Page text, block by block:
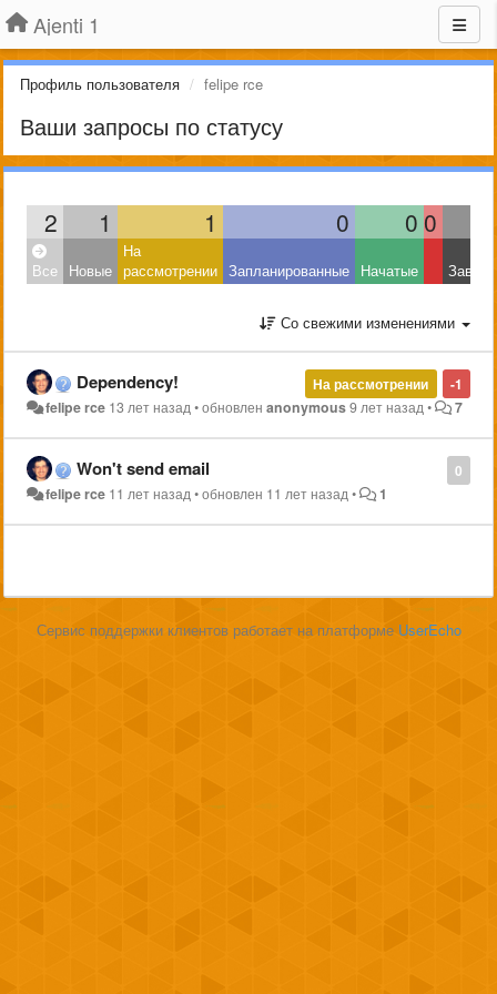
Ajenti 1
Профиль пользователя felipe rce
Ваши запросы по статусу
2 1 1 0 0 0
Все Новые
На
рассмотрении Запланированные Начатые
Со свежими изменениями
-1
На рассмотрении
Dependency!
felipe rce 13 лет назад•обновленanonymous9 лет назад• 7
0
Won't send email
felipe rce 11 лет назад•обновлен 11 лет назад• 1
Сервис поддержки клиентов работает на платформе UserEcho